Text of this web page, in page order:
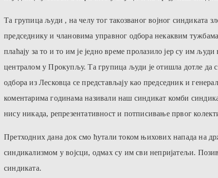
Та групица људи , на челу тог такозваног војног синдиката
председнику и члановима управног одбора некаквим
плаћају за то и то им је једно време пролазило јер су им
централом у Прокупљу. Та групица људи је отишла дотле да
одбора из Лесковца се представљају као председник и
коментарима годинама називали наш синдикат комби
нису никада, репрезентативност и потписивање првог
Претходних дана док смо ћутали током њихових напада на
синдикализмом у војсци, одмах су им сви непријатељи.
синдиката.